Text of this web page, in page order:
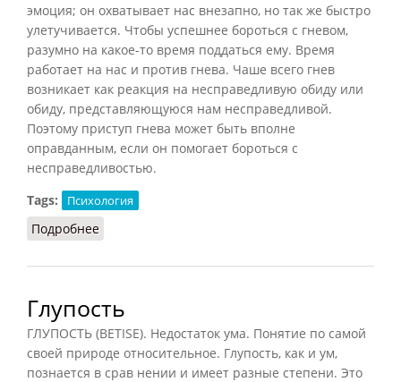
эмоция; он охватывает нас внезапно, но так же быстро
улетучивается. Чтобы успешнее бороться с гневом,
разумно на какое-то время поддаться ему. Время
работает на нас и против гнева. Чаше всего гнев
возникает как реакция на несправедливую обиду или
обиду, представляющуюся нам несправедливой.
Поэтому приступ гнева может быть вполне
оправданным, если он помогает бороться с
несправедливостью.
Tags:
Психология
Подробнее
Глупость
ГЛУПОСТЬ (BETISE). Недостаток ума. Понятие по самой
своей природе относительное. Глупость, как и ум,
познается в срав нении и имеет разные степени. Это